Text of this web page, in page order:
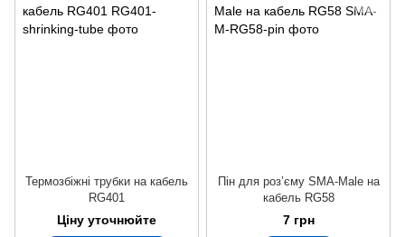
Термозбіжні трубки на кабель
RG401
Ціну уточнюйте
Пін для роз’єму SMA-Male на
кабель RG58
7 грн